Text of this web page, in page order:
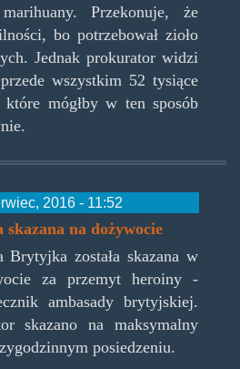
Przekonuje, że
bo potrzebował zioło
Jednak prokurator widzi
wszystkim 52 tysiące
mógłby w ten sposób
2016 - 11:52
na dożywocie
Brytyjka została skazana w
za przemyt heroiny -
ambasady brytyjskiej.
skazano na maksymalny
posiedzeniu.